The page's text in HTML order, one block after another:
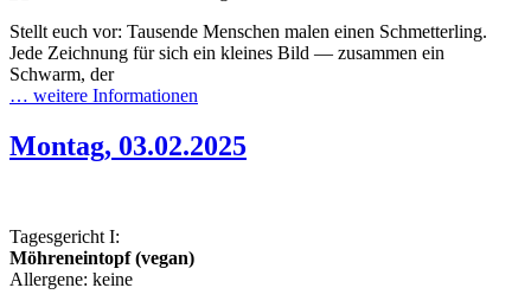
Stellt euch vor: Tausende Menschen malen einen Schmetterling.
Jede Zeichnung für sich ein kleines Bild — zusammen ein
Schwarm, der
… weitere Informationen
Montag, 03.02.2025
Tagesgericht I:
Möhreneintopf (vegan)
Allergene: keine